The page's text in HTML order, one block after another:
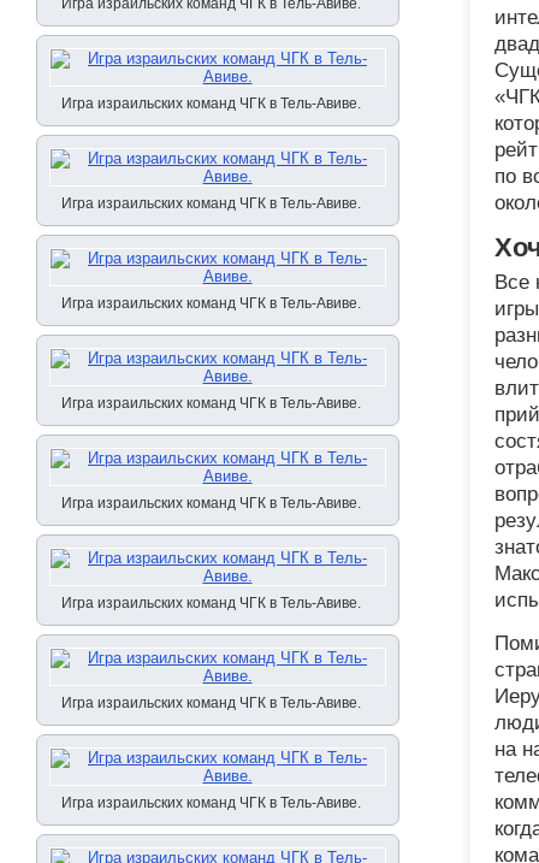
Игра израильских команд ЧГК в Тель-Авиве.
Игра израильских команд ЧГК в Тель-Авиве.
Игра израильских команд ЧГК в Тель-Авиве.
Игра израильских команд ЧГК в Тель-Авиве.
Игра израильских команд ЧГК в Тель-Авиве.
Игра израильских команд ЧГК в Тель-Авиве.
Игра израильских команд ЧГК в Тель-Авиве.
Игра израильских команд ЧГК в Тель-Авиве.
Игра израильских команд ЧГК в Тель-Авиве.
по
Все
на